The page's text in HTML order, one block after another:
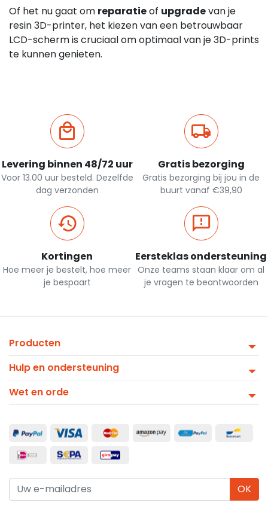
Of het nu gaat om reparatieof upgradevan je
resin 3D-printer, het kiezen van een betrouwbaar
LCD-scherm is cruciaal om optimaal van je 3D-prints
te kunnen genieten.
Levering binnen 48/72 uur
Voor 13.00 uur besteld. Dezelfde
dag verzonden
Gratis bezorging
Gratis bezorging bij jou in de
buurt vanaf €39,90
Kortingen
Hoe meer je bestelt, hoe meer
je bespaart
Eersteklas ondersteuning
Onze teams staan klaar om al
je vragen te beantwoorden
Producten
Hulp en ondersteuning
Wet en orde
OK